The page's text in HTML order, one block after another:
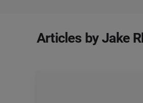
Articles by Jake